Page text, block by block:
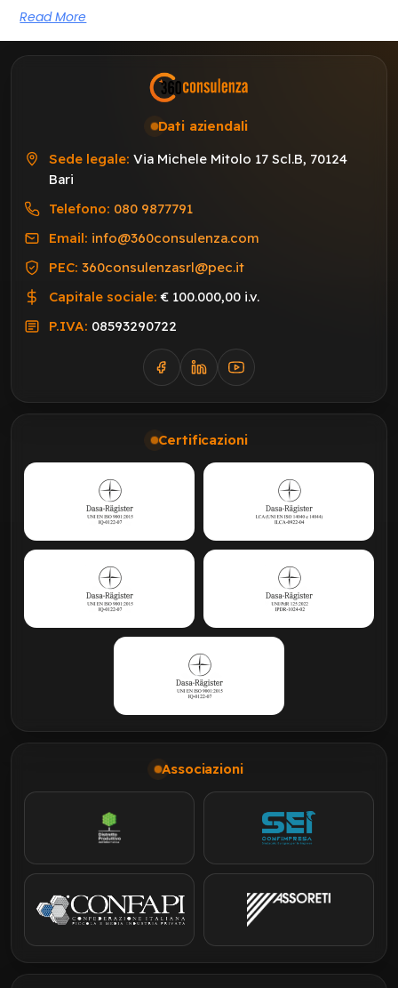
Read More
Dati aziendali
Sede legale: Via Michele Mitolo 17 Scl.B, 70124
Bari
Telefono: 080 9877791
Email: info@360consulenza.com
PEC: 360consulenzasrl@pec.it
Capitale sociale: € 100.000,00 i.v.
P.IVA: 08593290722
Certificazioni
Associazioni